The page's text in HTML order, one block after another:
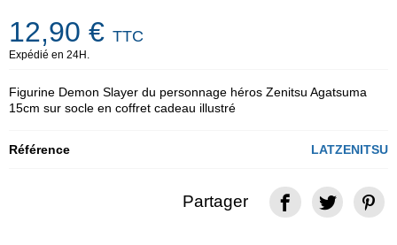
12,90 € TTC
Expédié en 24H.
Figurine Demon Slayer du personnage héros Zenitsu Agatsuma
15cm sur socle en coffret cadeau illustré
Référence LATZENITSU
Partager